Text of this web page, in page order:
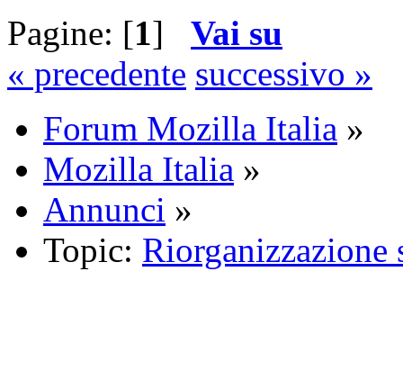
Pagine: [1] Vai su
« precedente successivo »
Forum Mozilla Italia »
Mozilla Italia »
Annunci »
Topic: